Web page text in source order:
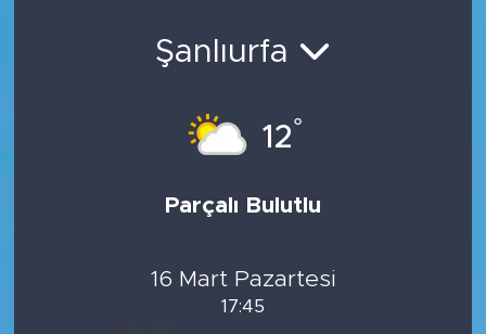
Şanlıurfa
12°
Parçalı Bulutlu
16 Mart Pazartesi
17:45